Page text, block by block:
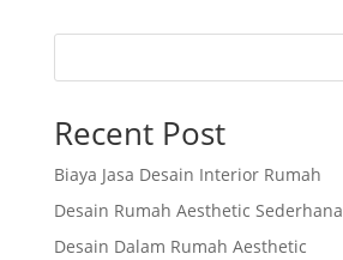
Recent Post
Biaya Jasa Desain Interior Rumah
Desain Rumah Aesthetic Sederhana
Desain Dalam Rumah Aesthetic